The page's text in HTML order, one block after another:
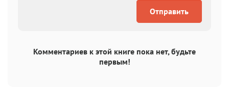
Отправить
Комментариев к этой книге пока нет, будьте
первым!